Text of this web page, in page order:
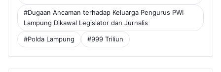
#Dugaan Ancaman terhadap Keluarga Pengurus PWI
Lampung Dikawal Legislator dan Jurnalis
#Polda Lampung #999 Triliun